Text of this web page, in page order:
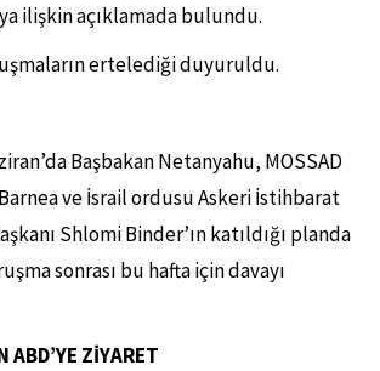
ilişkin açıklamada bulundu.
ertelediği duyuruldu.
Başbakan Netanyahu, MOSSAD
ve İsrail ordusu Askeri İstihbarat
Shlomi Binder’ın katıldığı planda
sonrası bu hafta için davayı
ABD’YE ZİYARET